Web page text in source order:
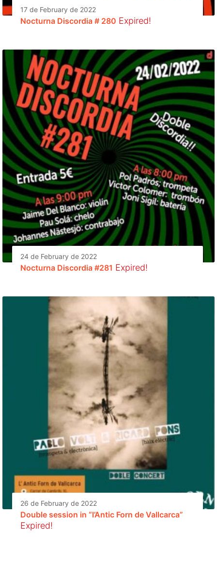
17 de February de 2022
Nocturna Discordia # 280 Expired!
24 de February de 2022
Nocturna Discordia #281 Expired!
26 de February de 2022
Double session in “l’Antic Forn de Vallcarca”
Expired!